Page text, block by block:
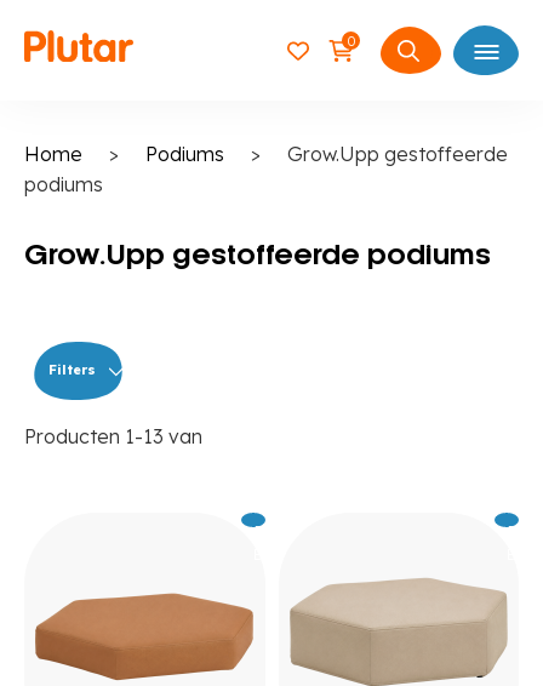
0
Zoeken
Open
Home > Podiums > Grow.Upp gestoffeerde
podiums
Grow.Upp gestoffeerde podiums
Filters
Producten 1-13 van
289
Excl.
Excl.